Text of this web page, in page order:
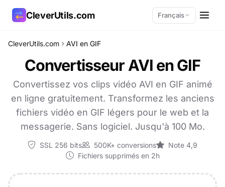
CleverUtils.com Français
CleverUtils.com AVI en GIF
Convertisseur AVI en GIF
Convertissez vos clips vidéo AVI en GIF animé
en ligne gratuitement. Transformez les anciens
fichiers vidéo en GIF légers pour le web et la
messagerie. Sans logiciel. Jusqu'à 100 Mo.
SSL 256 bits 500K+ conversions
Note 4,9
Fichiers supprimés en 2h
Copier le lien